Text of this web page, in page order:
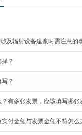
及辐射设备建账时需注意的
？
？
有多张发票，应该填写哪张
付金额与发票金额不符怎么